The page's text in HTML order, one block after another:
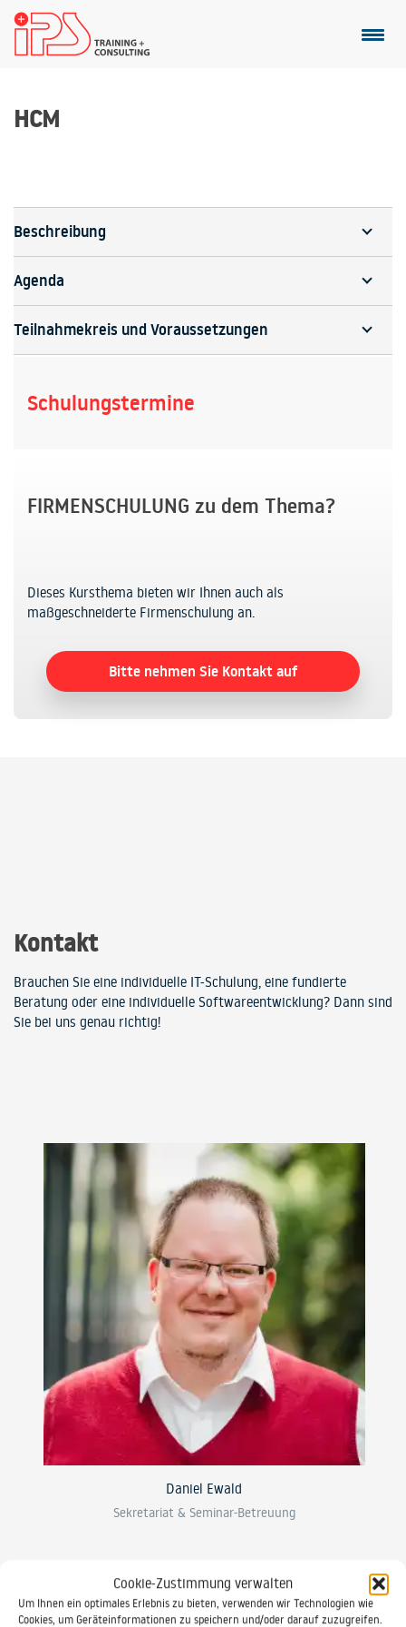
Cookie-Zustimmung verwalten
Um Ihnen ein optimales Erlebnis zu bieten, verwenden wir Technologien wie
Cookies, um Geräteinformationen zu speichern und/oder darauf zuzugreifen.
HCM
Beschreibung
Agenda
Teilnahmekreis und Voraussetzungen
Schulungstermine
FIRMENSCHULUNG zu dem Thema?
Dieses Kursthema bieten wir Ihnen auch als
maßgeschneiderte Firmenschulung an.
Bitte nehmen Sie Kontakt auf
Kontakt
Brauchen Sie eine individuelle IT-Schulung, eine fundierte
Beratung oder eine individuelle Softwareentwicklung? Dann sind
Sie bei uns genau richtig!
Daniel Ewald
Sekretariat & Seminar-Betreuung
0521 / 20889 30